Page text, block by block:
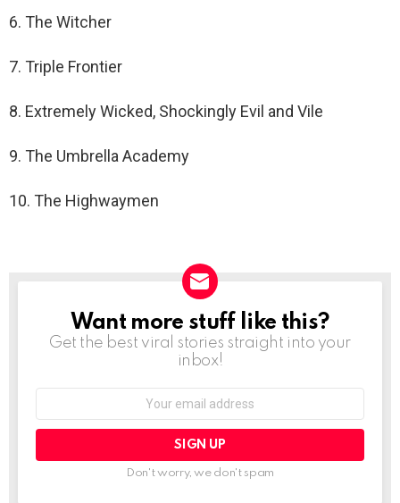
6. The Witcher
7. Triple Frontier
8. Extremely Wicked, Shockingly Evil and Vile
9. The Umbrella Academy
10. The Highwaymen
NEWSLETTER
Want more stuff like this?
Get the best viral stories straight into your
inbox!
Don't worry, we don't spam